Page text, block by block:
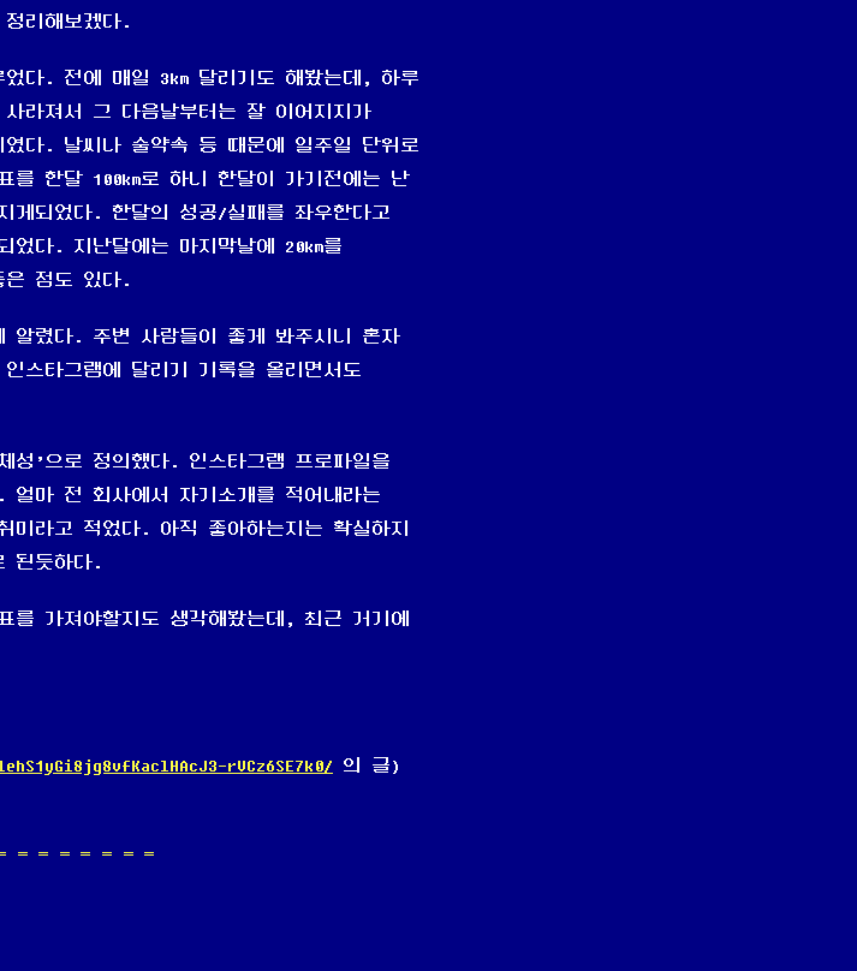
리해보겠다.
다. 전에 매일 3km 달리기도 해봤는데, 하루
라져서 그 다음날부터는 잘 이어지지가
였다. 날씨나 술약속 등 때문에 일주일 단위로
를 한달 100km로 하니 한달이 가기전에는 난
게되었다. 한달의 성공/실패를 좌우한다고
다. 지난달에는 마지막날에 20km를
은 점도 있다.
알렸다. 주변 사람들이 좋게 봐주시니 혼자
스타그램에 달리기 기록을 올리면서도
’으로 정의했다. 인스타그램 프로파일을
얼마 전 회사에서 자기소개를 적어내라는
미라고 적었다. 아직 좋아하는지는 확실하지
된듯하다.
를 가져야할지도 생각해봤는데, 최근 거기에
rVCz6SE7k0/ 의 글)